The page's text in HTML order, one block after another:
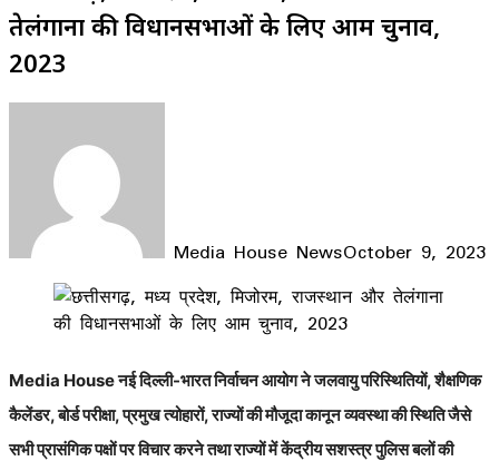
तेलंगाना की विधानसभाओं के लिए आम चुनाव,
2023
Media House NewsOctober 9, 2023
Facebook
LinkedIn
WhatsApp
Telegram
Media House नई दिल्ली-भारत निर्वाचन आयोग ने जलवायु परिस्थितियों, शैक्षणिक
कैलेंडर, बोर्ड परीक्षा, प्रमुख त्योहारों, राज्यों की मौजूदा कानून व्यवस्था की स्थिति जैसे
सभी प्रासंगिक पक्षों पर विचार करने तथा राज्यों में केंद्रीय सशस्त्र पुलिस बलों की